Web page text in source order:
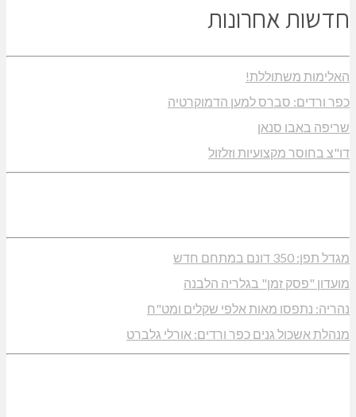
חדשות אחרונות
האלימות משתוללת!
כפר ורדים: סברס למען הדמוקרטיה
שריפה באבו סנאן
דו"צ בחוסר מקצועיות וזלזול
מגדל תפן: 350 דונם במתחם חדש
מועדון "פסק זמן" בגלריה הלבנה
נהריה: נתפסו מאות אלפי שקלים ומט"ח
מנהלת אשכול גנים כפר ורדים: אורלי גלברט